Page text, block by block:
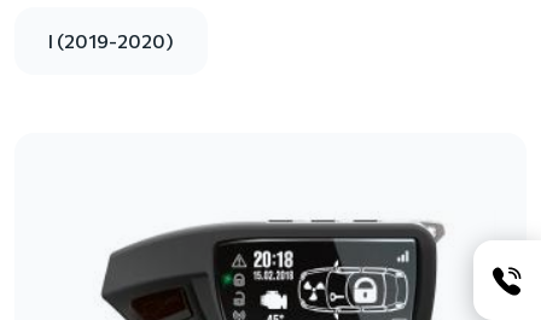
I (2019-2020)